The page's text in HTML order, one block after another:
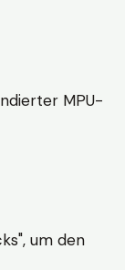
MPU-
um den